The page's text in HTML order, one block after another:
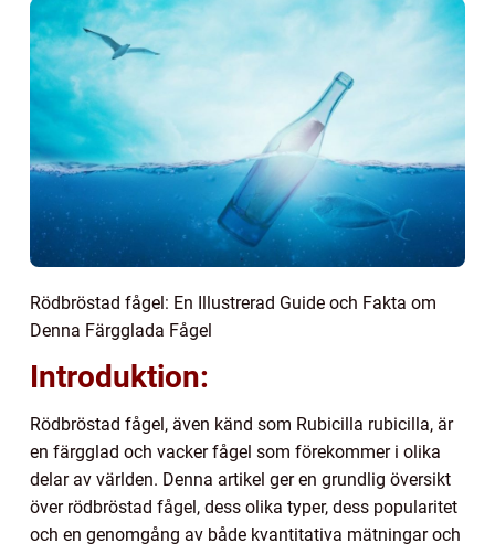
Rödbröstad fågel: En Illustrerad Guide och Fakta om
Denna Färgglada Fågel
Introduktion:
Rödbröstad fågel, även känd som Rubicilla rubicilla, är
en färgglad och vacker fågel som förekommer i olika
delar av världen. Denna artikel ger en grundlig översikt
över rödbröstad fågel, dess olika typer, dess popularitet
och en genomgång av både kvantitativa mätningar och